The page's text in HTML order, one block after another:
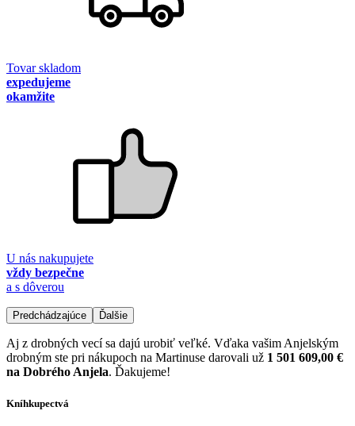
Tovar skladom
expedujeme
okamžite
U nás nakupujete
vždy bezpečne
a s dôverou
Predchádzajúce Ďalšie
Aj z drobných vecí sa dajú urobiť veľké. Vďaka vašim Anjelským
drobným ste pri nákupoch na Martinuse darovali už 1 501 609,00 €
na Dobrého Anjela. Ďakujeme!
Kníhkupectvá